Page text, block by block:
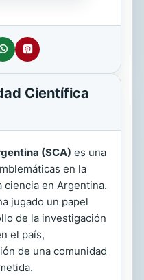
Científica
(SCA) es una
en la
en Argentina.
jugado un papel
de la investigación
el país,
de una comunidad